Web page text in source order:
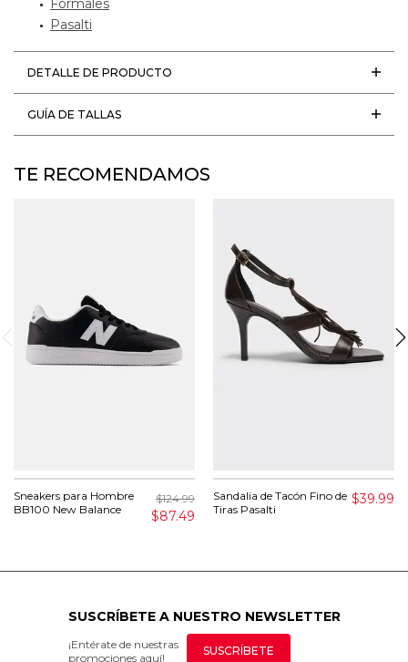
Pasalti
DETALLE DE PRODUCTO
GUÍA DE TALLAS
TE RECOMENDAMOS
Sneakers para Hombre
BB100 New Balance
$124.99
$87.49
Sandalia de Tacón Fino de
Tiras Pasalti
$39.99
SUSCRÍBETE A NUESTRO NEWSLETTER
¡Entérate de nuestras
promociones aquí!
SUSCRÍBETE